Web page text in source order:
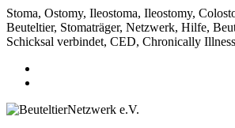
Stoma, Ostomy, Ileostoma, Ileostomy,
Beuteltier, Stomaträger, Netzwerk, Hilfe,
Schicksal verbindet, CED, Chronically
Zum
Inhalt